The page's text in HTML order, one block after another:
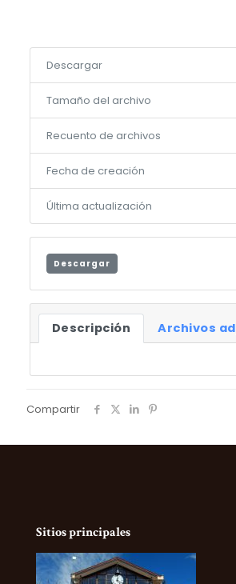
Descargar
Tamaño del archivo
Recuento de archivos
Fecha de creación
Última actualización
Descargar
Descripción Archivos
Compartir
Sitios principales